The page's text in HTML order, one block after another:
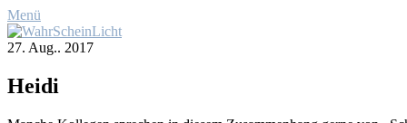
Menü
27. Aug.. 2017
Hei­di